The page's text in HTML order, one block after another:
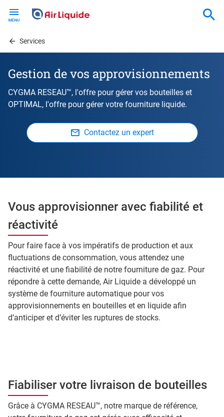
contentServices
Gestion de vos approvisionnements
CYGMA RESEAU™, l'offre pour gérer vos bouteilles et
OPTIMAL, l'offre pour gérer votre fourniture liquide.
Contactez un expert
Vous approvisionner avec fiabilité et
réactivité
Pour faire face à vos impératifs de production et aux
fluctuations de consommation, vous attendez une
réactivité et une fiabilité de notre fourniture de gaz. Pour
répondre à cette demande, Air Liquide a développé un
système de fourniture automatique pour vos
approvisionnements en bouteilles et en liquide afin
d’anticiper et d’éviter les ruptures de stocks.
Fiabiliser votre livraison de bouteilles
Grâce à CYGMA RESEAU™, notre marque de référence,